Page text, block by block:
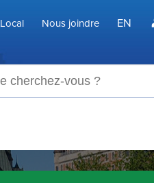
Nous joindre EN